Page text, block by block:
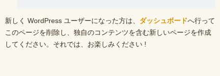
新しく WordPress ユーザーになった方は、 ダッシュボードへ行って
このページを削除し、独自のコンテンツを含む新しいページを作成
してください。それでは、お楽しみください !